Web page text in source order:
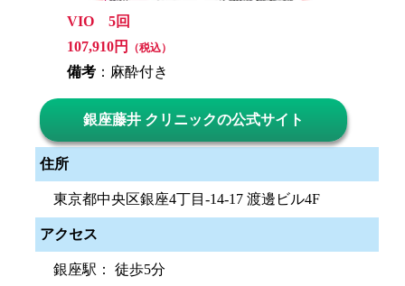
VIO 5回
107,910円
（税込）
備考 ：麻酔付き
銀座藤井 クリニックの公式サイト
住所
東京都中央区銀座4丁目-14-17 渡邊ビル4F
アクセス
銀座駅： 徒歩5分